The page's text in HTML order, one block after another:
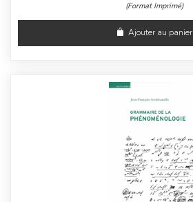
(Format Imprimé)
Ajouter au panier